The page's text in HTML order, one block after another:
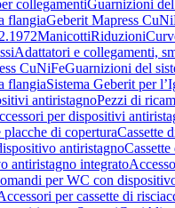
collegamentiGuarnizioni del
flangiaGeberit Mapress
ManicottiRiduzioni
Adattatori e collegamenti,
CuNiFeGuarnizioni del
flangiaSistema Geberit per
antiristagnoPezzi di
per dispositivi
placche di coperturaCassette
antiristagno
antiristagno integrato
per WC con
per cassette di